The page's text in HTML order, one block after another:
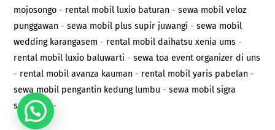
mojosongo - rental mobil luxio baturan -sewa mobil veloz
punggawan -sewa mobil plus supir juwangi -sewa mobil
wedding karangasem - rental mobil daihatsu xenia ums -
rental mobil luxio baluwarti -sewa toa event organizer di uns
- rental mobil avanza kauman - rental mobil yaris pabelan -
sewa mobil pengantin kedung lumbu -sewa mobil sigra
serengan -